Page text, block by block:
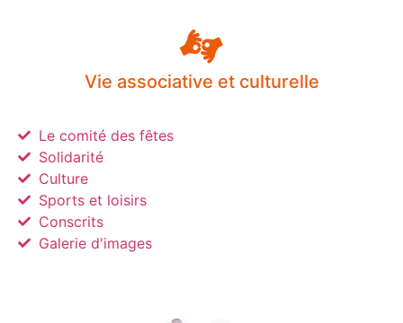
Vie associative et culturelle
Le comité des fêtes
Solidarité
Culture
Sports et loisirs
Conscrits
Galerie d'images